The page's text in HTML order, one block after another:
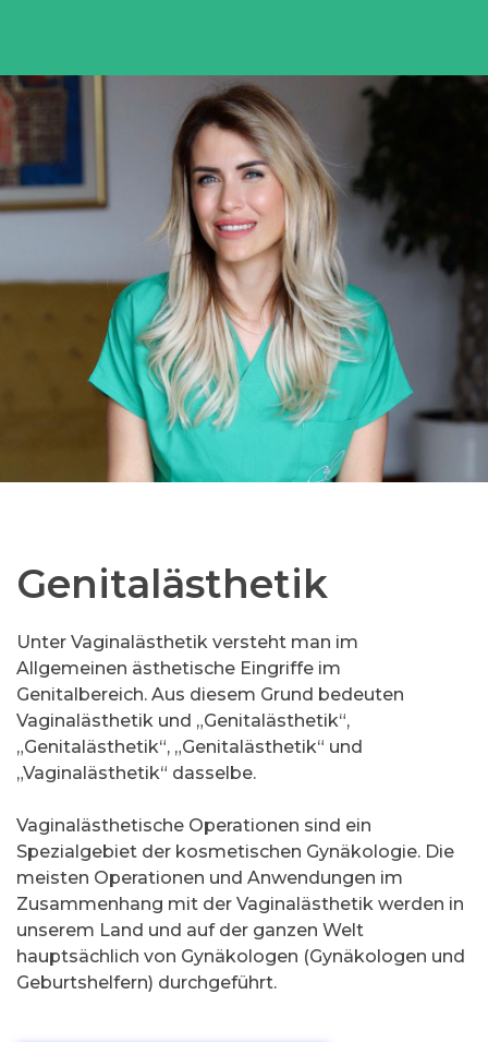
Genitalästhetik
Unter Vaginalästhetik versteht man im
Allgemeinen ästhetische Eingriffe im
Genitalbereich. Aus diesem Grund bedeuten
Vaginalästhetik und „Genitalästhetik“,
„Genitalästhetik“, „Genitalästhetik“ und
„Vaginalästhetik“ dasselbe.
Vaginalästhetische Operationen sind ein
Spezialgebiet der kosmetischen Gynäkologie. Die
meisten Operationen und Anwendungen im
Zusammenhang mit der Vaginalästhetik werden in
unserem Land und auf der ganzen Welt
hauptsächlich von Gynäkologen (Gynäkologen und
Geburtshelfern) durchgeführt.